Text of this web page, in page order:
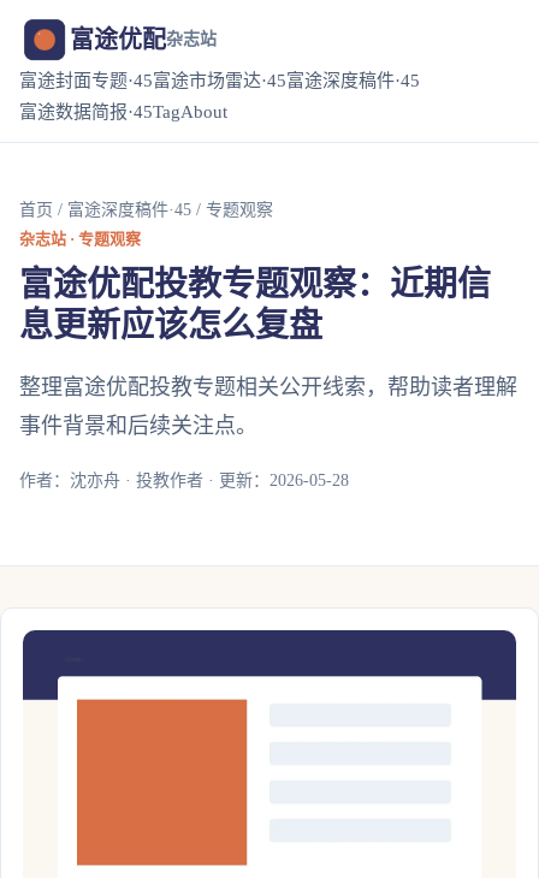
富途优配杂志站
富途封面专题·45富途市场雷达·45富途深度稿件·45
富途数据简报·45TagAbout
首页 / 富途深度稿件·45 / 专题观察
杂志站 · 专题观察
富途优配投教专题观察：近期信
息更新应该怎么复盘
整理富途优配投教专题相关公开线索，帮助读者理解
事件背景和后续关注点。
作者：沈亦舟 · 投教作者 · 更新：2026-05-28